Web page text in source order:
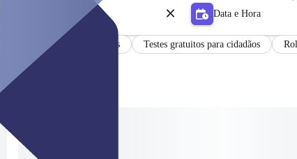
Data e Hora
Resultados em alemão e inglês Testes gratuitos para cidadãos